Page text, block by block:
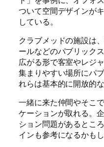
ついて空間デザインが
している。
クラブメッドの施設は
ールなどのパブリック
広がる形で客室やレジ
集まりやすい場所にパ
れらは基本的に開放的
一緒に来た仲間やそこ
ケーションが取れる。
ション問題があるとこ
インも参考になるかもし